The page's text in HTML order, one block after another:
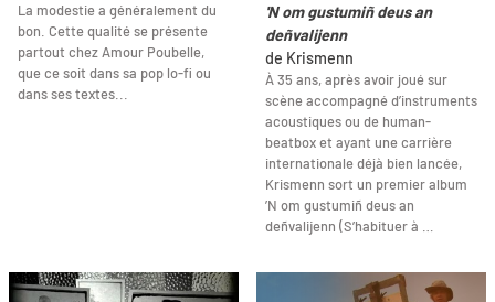
La modestie a généralement du
bon. Cette qualité se présente
partout chez Amour Poubelle,
que ce soit dans sa pop lo-fi ou
dans ses textes...
'N om gustumiñ deus an
deñvalijenn
de Krismenn
À 35 ans, après avoir joué sur
scène accompagné d’instruments
acoustiques ou de human-
beatbox et ayant une carrière
internationale déjà bien lancée,
Krismenn sort un premier album
’N om gustumiñ deus an
deñvalijenn (S’habituer à …